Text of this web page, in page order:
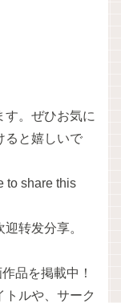
す。ぜひお気に
ると嬉しいで
to share this
转发分享。
品を掲載中！
ルや、サーク